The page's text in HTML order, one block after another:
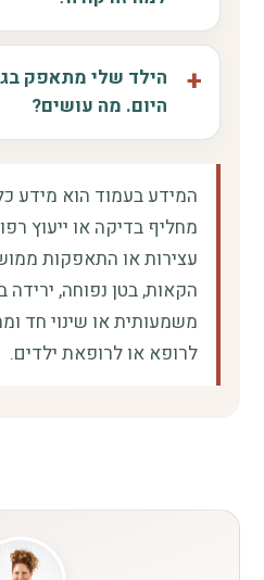
הילד שלי מתאפק
היום. מה עושים?
המידע בעמוד הוא מידע
מחליף בדיקה או ייעוץ
עצירות או התאפקות
הקאות, בטן נפוחה, ירידה
משמעותית או שינוי חד
לרופא או לרופאת ילדים.